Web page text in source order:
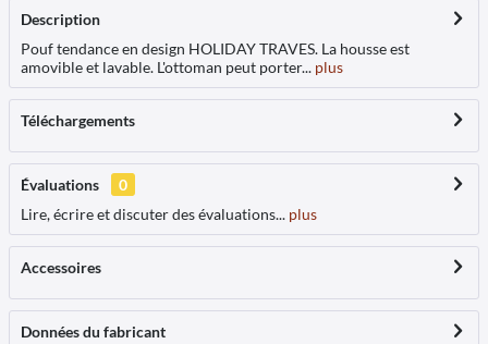
Description
Pouf tendance en design HOLIDAY TRAVES. La housse est
amovible et lavable. L'ottoman peut porter... plus
Téléchargements
Évaluations
0
Lire, écrire et discuter des évaluations... plus
Accessoires
Données du fabricant